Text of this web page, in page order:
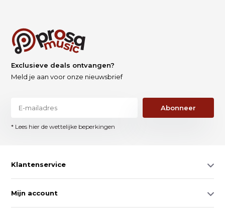
Exclusieve deals ontvangen?
Meld je aan voor onze nieuwsbrief
Abonneer
* Lees hier de wettelijke beperkingen
Klantenservice
Mijn account